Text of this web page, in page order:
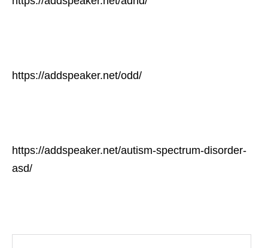
https://addspeaker.net/odd/
https://addspeaker.net/autism-spectrum-disorder-
asd/